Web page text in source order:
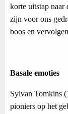
korte uitstap naar
zijn voor ons
boos en
Basale emoties
Sylvan Tomkins
pioniers op het